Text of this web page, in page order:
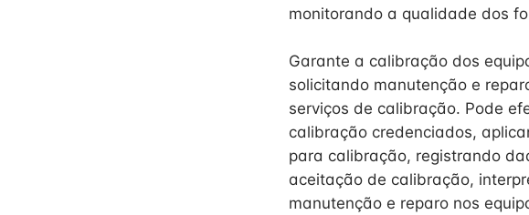
monitorando a qualidade dos
Garante a calibração dos
solicitando manutenção e
serviços de calibração. Pode
calibração credenciados,
para calibração, registrando
aceitação de calibração,
manutenção e reparo nos